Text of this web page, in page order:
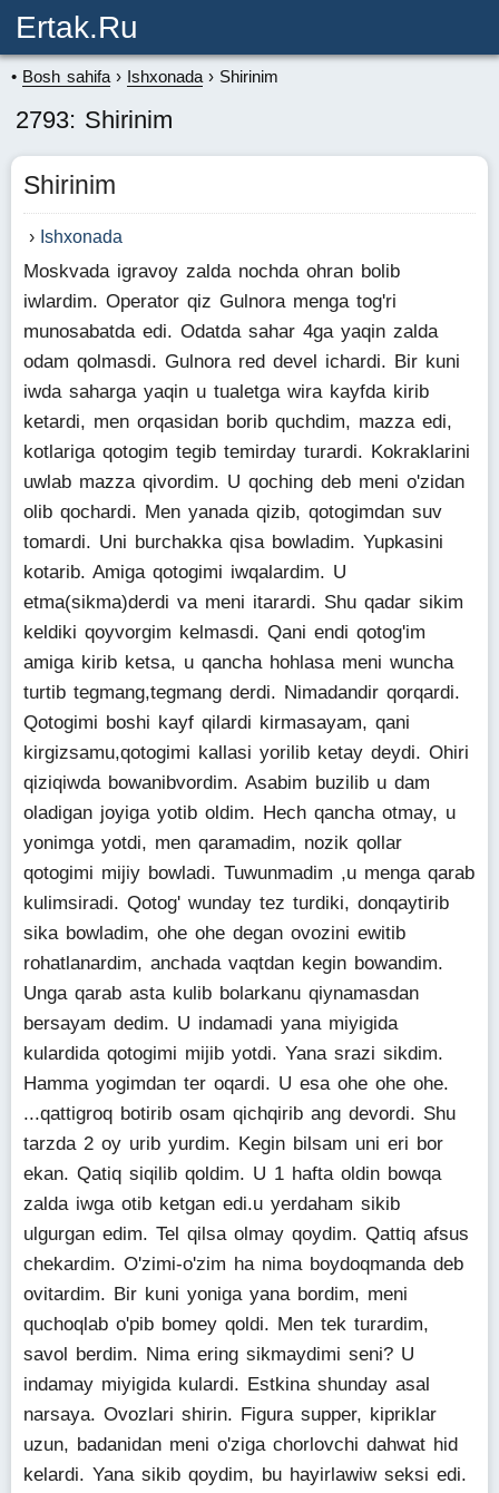
Ertak.ru
Bosh sahifa Ishxonada Shirinim
2793: Shirinim
Shirinim
Ishxonada
Moskvada igravoy zalda nochda ohran bolib
iwlardim. Operator qiz Gulnora menga tog'ri
munosabatda edi. Odatda sahar 4ga yaqin zalda
odam qolmasdi. Gulnora red devel ichardi. Bir kuni
iwda saharga yaqin u tualetga wira kayfda kirib
ketardi, men orqasidan borib quchdim, mazza edi,
kotlariga qotogim tegib temirday turardi. Kokraklarini
uwlab mazza qivordim. U qoching deb meni o'zidan
olib qochardi. Men yanada qizib, qotogimdan suv
tomardi. Uni burchakka qisa bowladim. Yupkasini
kotarib. Amiga qotogimi iwqalardim. U
etma(sikma)derdi va meni itarardi. Shu qadar sikim
keldiki qoyvorgim kelmasdi. Qani endi qotog'im
amiga kirib ketsa, u qancha hohlasa meni wuncha
turtib tegmang,tegmang derdi. Nimadandir qorqardi.
Qotogimi boshi kayf qilardi kirmasayam, qani
kirgizsamu,qotogimi kallasi yorilib ketay deydi. Ohiri
qiziqiwda bowanibvordim. Asabim buzilib u dam
oladigan joyiga yotib oldim. Hech qancha otmay, u
yonimga yotdi, men qaramadim, nozik qollar
qotogimi mijiy bowladi. Tuwunmadim ,u menga qarab
kulimsiradi. Qotog' wunday tez turdiki, donqaytirib
sika bowladim, ohe ohe degan ovozini ewitib
rohatlanardim, anchada vaqtdan kegin bowandim.
Unga qarab asta kulib bolarkanu qiynamasdan
bersayam dedim. U indamadi yana miyigida
kulardida qotogimi mijib yotdi. Yana srazi sikdim.
Hamma yogimdan ter oqardi. U esa ohe ohe ohe.
...qattigroq botirib osam qichqirib ang devordi. Shu
tarzda 2 oy urib yurdim. Kegin bilsam uni eri bor
ekan. Qatiq siqilib qoldim. U 1 hafta oldin bowqa
zalda iwga otib ketgan edi.u yerdaham sikib
ulgurgan edim. Tel qilsa olmay qoydim. Qattiq afsus
chekardim. O'zimi-o'zim ha nima boydoqmanda deb
ovitardim. Bir kuni yoniga yana bordim, meni
quchoqlab o'pib bomey qoldi. Men tek turardim,
savol berdim. Nima ering sikmaydimi seni? U
indamay miyigida kulardi. Estkina shunday asal
narsaya. Ovozlari shirin. Figura supper, kipriklar
uzun, badanidan meni o'ziga chorlovchi dahwat hid
kelardi. Yana sikib qoydim, bu hayirlawiw seksi edi.